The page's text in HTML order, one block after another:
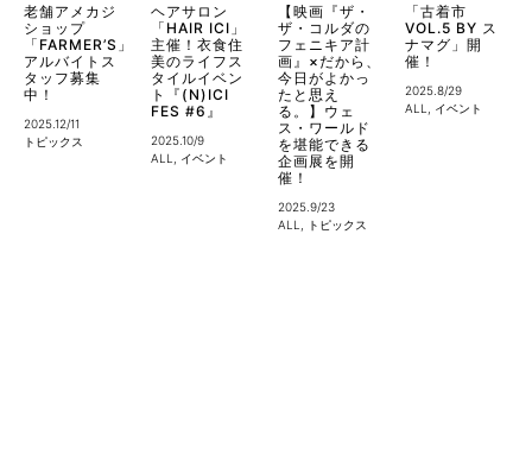
老舗アメカジ
ショップ
「FARMER’S」
アルバイトス
タッフ募集
中！
2025.12/11
トピックス
ヘアサロン
「HAIR ICI」
主催！衣食住
美のライフス
タイルイベン
ト『(N)ICI
FES #6』
2025.10/9
ALL
イベント
【映画『ザ・
ザ・コルダの
フェニキア計
画』×だから、
今日がよかっ
たと思え
る。】ウェ
ス・ワールド
を堪能できる
企画展を開
催！
2025.9/23
ALL
トピックス
「古着市
VOL.5 BY ス
ナマグ」開
催！
2025.8/29
ALL
イベント